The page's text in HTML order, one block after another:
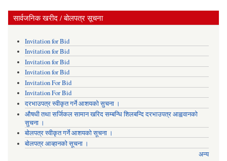
सार्वजनिक खरीद / बोलपत्र सूचना
Invitation for Bid
Invitation for Bid
Invitation for Bid
Invitation for Bid
Invitation For Bid
Invitation For Bid
दरभाउपत्र स्वीकृत गर्ने आशयको सुचना ।
औषधी तथा सर्जिकल सामान खरिद सम्बन्धि शिलबन्दि दरभाउपत्र आह्ववानको
सुचना ।
बोलपत्र स्वीकृत गर्ने आशयको सूचना ।
बोलपत्र आव्हानको सूचना ।
अन्य